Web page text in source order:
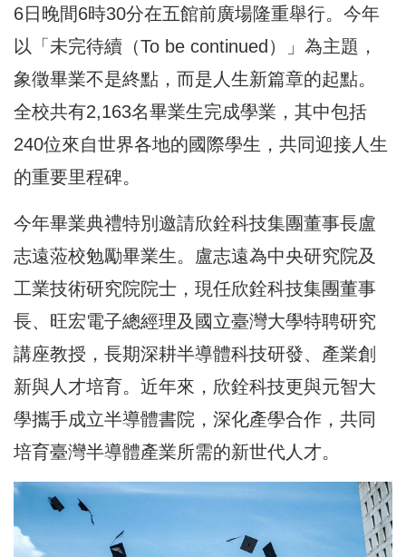
6日晚間6時30分在五館前廣場隆重舉行。今年
以「未完待續（To be continued）」為主題，
象徵畢業不是終點，而是人生新篇章的起點。
全校共有2,163名畢業生完成學業，其中包括
240位來自世界各地的國際學生，共同迎接人生
的重要里程碑。
今年畢業典禮特別邀請欣銓科技集團董事長盧
志遠蒞校勉勵畢業生。盧志遠為中央研究院及
工業技術研究院院士，現任欣銓科技集團董事
長、旺宏電子總經理及國立臺灣大學特聘研究
講座教授，長期深耕半導體科技研發、產業創
新與人才培育。近年來，欣銓科技更與元智大
學攜手成立半導體書院，深化產學合作，共同
培育臺灣半導體產業所需的新世代人才。